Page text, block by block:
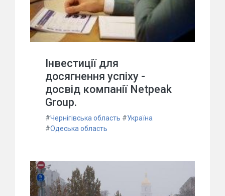
Інвестиції для
досягнення успіху -
досвід компанії Netpeak
Group.
#Чернігівська область #Україна
#Одеська область